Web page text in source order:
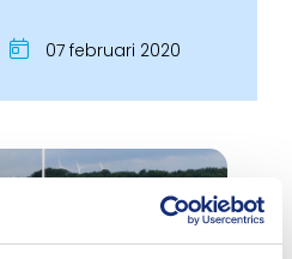
07 februari 2020